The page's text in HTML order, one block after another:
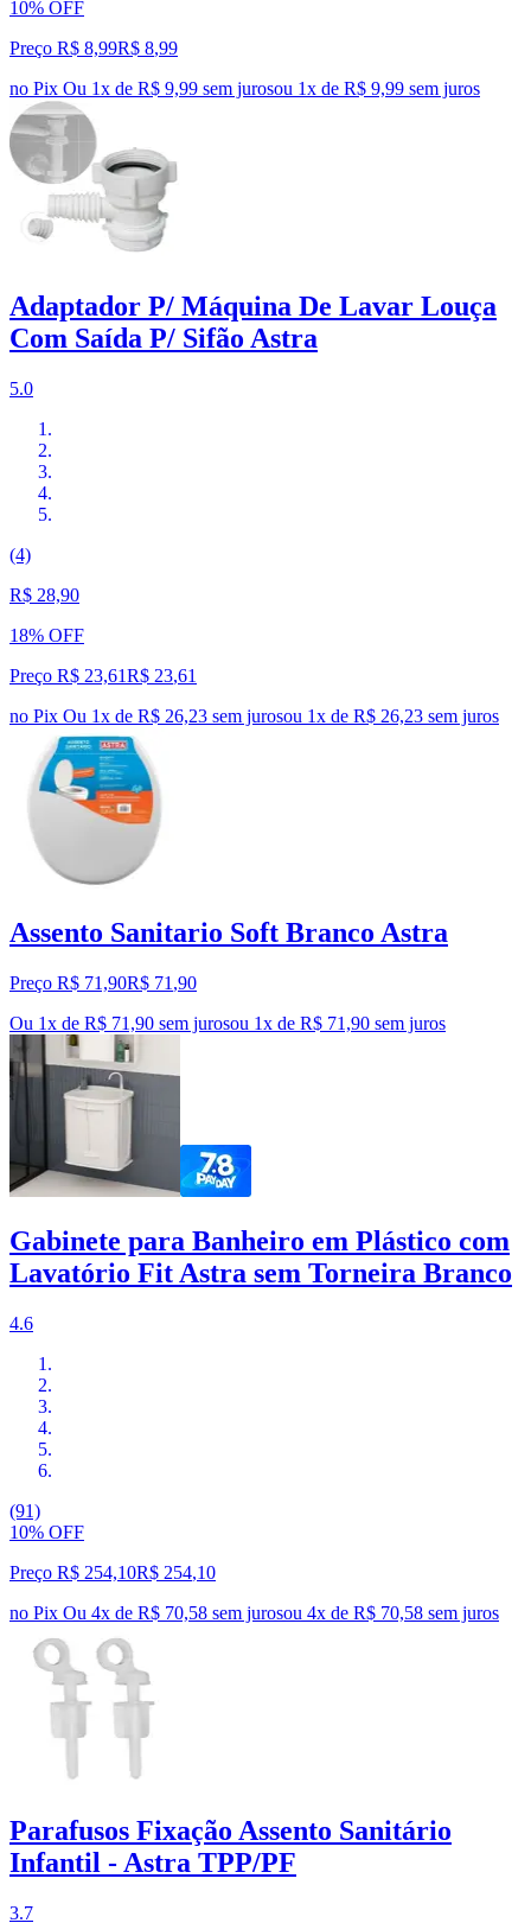
10% OFF
Preço R$ 8,99R$ 8,99
no Pix Ou 1x de R$ 9,99 sem jurosou 1x de R$ 9,99 sem juros
Adaptador P/ Máquina De Lavar Louça
Com Saída P/ Sifão Astra
5.0
(4)
R$ 28,90
18% OFF
Preço R$ 23,61R$ 23,61
no Pix Ou 1x de R$ 26,23 sem jurosou 1x de R$ 26,23 sem juros
Assento Sanitario Soft Branco Astra
Preço R$ 71,90R$ 71 ,90
Ou 1x de R$ 71,90 sem jurosou 1x de R$ 71,90 sem juros
Gabinete para Banheiro em Plástico com
Lavatório Fit Astra sem Torneira Branco
4.6
(91)
10% OFF
Preço R$ 254,10R$ 254,10
no Pix Ou 4x de R$ 70,58 sem jurosou 4x de R$ 70,58 sem juros
Parafusos Fixação Assento Sanitário
Infantil - Astra TPP/PF
3.7